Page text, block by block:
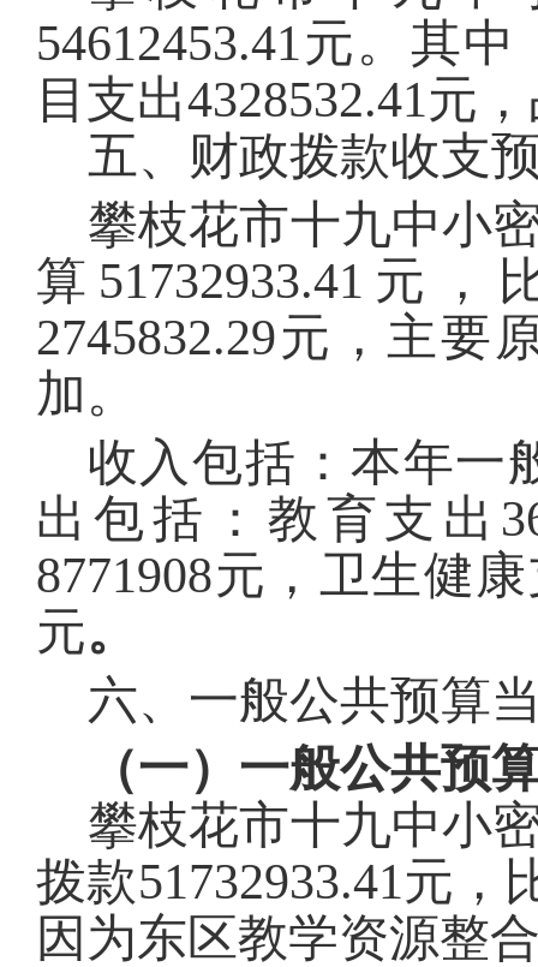
54612453.41元。其中
目支出4328532.41元
五、财政拨款收支
攀枝花市十九中小
算 51732933.41 元，
2745832.29元，主要
加。
收入包括：本年一
出包括：教育支出
8771908元，卫生健
元。
六、一般公共预算
（一）一般公共预
攀枝花市十九中小
拨款51732933.41元，
因为东区教学资源整